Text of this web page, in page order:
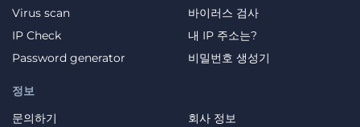
정보
문의하기
회사 정보
Virus scan
바이러스 검사
IP Check
내 IP 주소는?
Password generator
비밀번호 생성기